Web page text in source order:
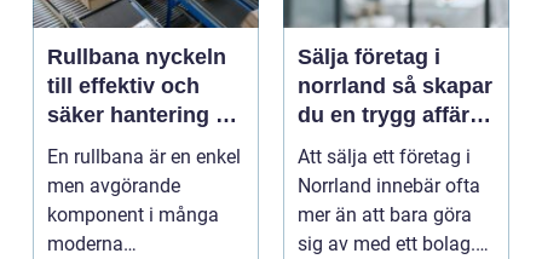
Rullbana nyckeln
till effektiv och
säker hantering av
gods
En rullbana är en enkel
men avgörande
komponent i många
moderna
Sälja företag i
norrland så skapar
du en trygg affär
från start till mål
Att sälja ett företag i
Norrland innebär ofta
mer än att bara göra
sig av med ett bolag.